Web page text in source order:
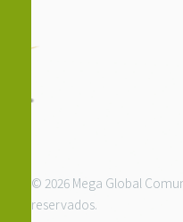
© 2026 Mega Global
reservados.